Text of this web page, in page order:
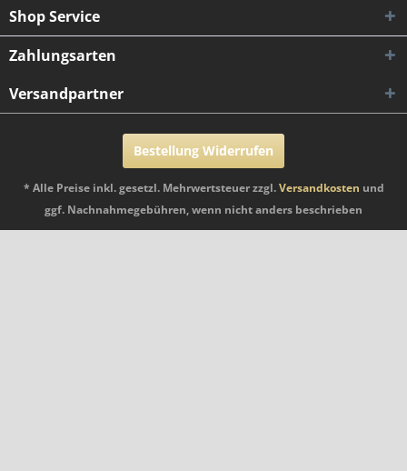
Shop Service
Zahlungsarten
Versandpartner
Bestellung Widerrufen
* Alle Preise inkl. gesetzl. Mehrwertsteuer zzgl.Versandkosten und
ggf. Nachnahmegebühren, wenn nicht anders beschrieben